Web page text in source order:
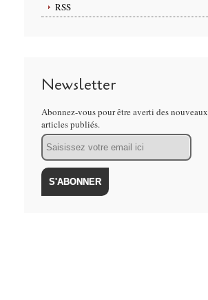
RSS
Newsletter
Abonnez-vous pour être averti des nouveaux
articles publiés.
Email